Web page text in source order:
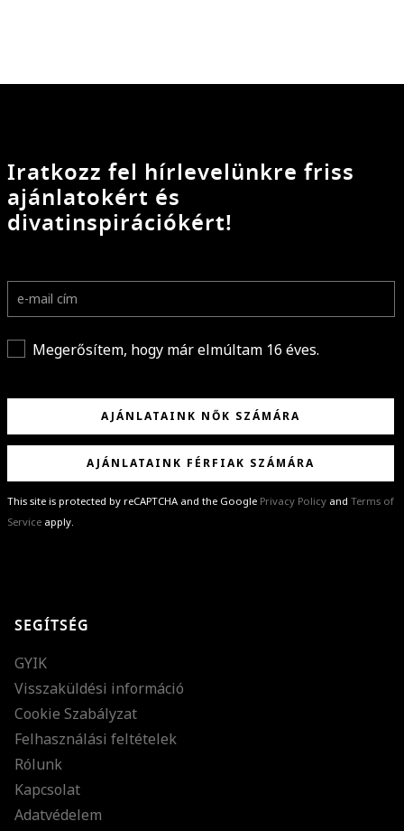
Iratkozz fel hírlevelünkre friss
ajánlatokért és
divatinspirációkért!
Megerősítem, hogy már elmúltam 16 éves.
AJÁNLATAINK NŐK SZÁMÁRA
AJÁNLATAINK FÉRFIAK SZÁMÁRA
This site is protected by reCAPTCHA and the Google Privacy Policy and Terms of
Service apply.
különleges ajánlatainkat és stílustippjeinket!
SEGÍTSÉG
GYIK
Visszaküldési információ
Cookie Szabályzat
Felhasználási feltételek
Rólunk
Kapcsolat
Adatvédelem